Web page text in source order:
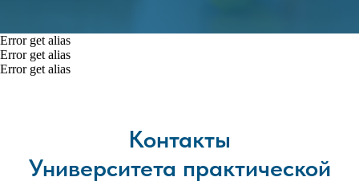
Error get alias
Error get alias
Error get alias
Контакты
Университета практической